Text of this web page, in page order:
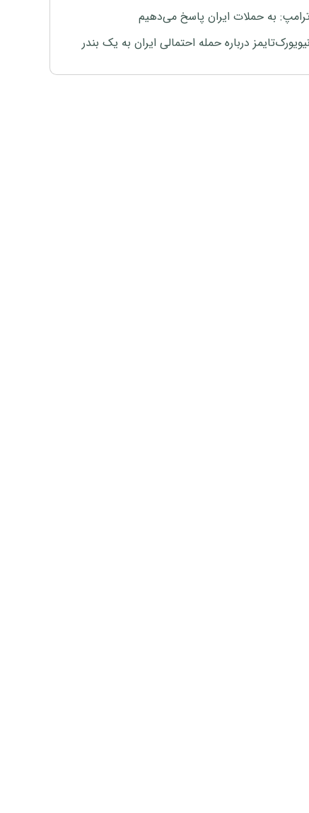
به حملات ایران پاسخ می‌دهیم
درباره حمله احتمالی ایران به یک بندر